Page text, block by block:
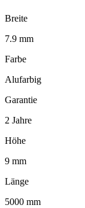
Breite
7.9 mm
Farbe
Alufarbig
Garantie
2 Jahre
Höhe
9 mm
Länge
5000 mm